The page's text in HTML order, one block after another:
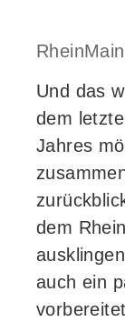
Und das
dem
Jahres
dem
auch ein